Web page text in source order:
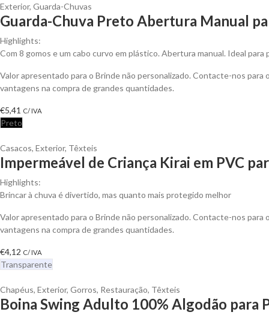
Exterior, Guarda-Chuvas
Guarda-Chuva Preto Abertura Manual
Highlights:
Com 8 gomos e um cabo curvo em plástico. Abertura manual. Ideal para
Valor apresentado para o Brinde não personalizado. Contacte-nos para
vantagens na compra de grandes quantidades.
€5,41 C/ IVA
Preto
Casacos, Exterior, Têxteis
Impermeável de Criança Kirai em PVC
Highlights:
Brincar à chuva é divertido, mas quanto mais protegido melhor
Valor apresentado para o Brinde não personalizado. Contacte-nos para
vantagens na compra de grandes quantidades.
€4,12 C/ IVA
Transparente
Chapéus, Exterior, Gorros, Restauração, Têxteis
Boina Swing Adulto 100% Algodão para